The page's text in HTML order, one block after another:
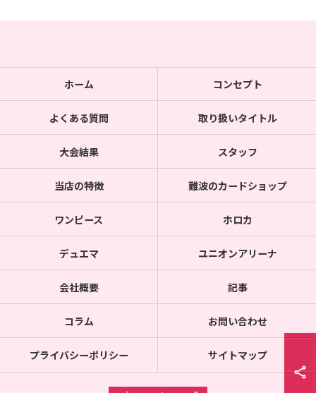
ホーム コンセプト
よくある質問 取り扱いタイトル
大会結果 スタッフ
当店の特徴 難波のカードショップ
ワンピース ホロカ
デュエマ ユニオンアリーナ
会社概要 記事
コラム お問い合わせ
プライバシーポリシー サイトマップ